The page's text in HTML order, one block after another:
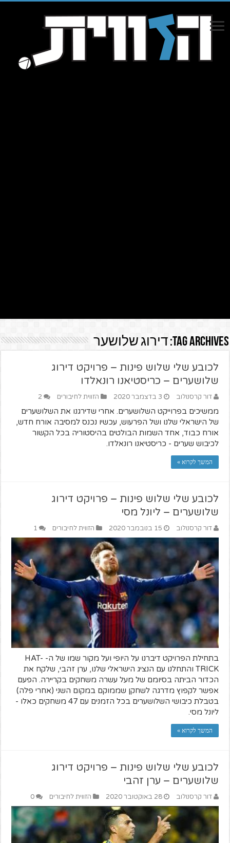
Tag Archives: דירוג שלושער
לכובע שלי שלוש פינות – פרויקט דירוג
שלושערים – כריסטיאנו רונאלדו
דור קרסנולוב 3 בדצמבר 2020 הזווית לחיבורים 2
ממשיכים בפרוייקט השלושערים. אחרי שדירגנו את השלושערים
של הישראלי שלנו ושל הפרעוש, עכשיו נכנס למסיבה אורח חדש,
אורח כבוד, אחד השמות הבולטים בהיסטוריה בכל הקשור
לכיבוש שערים - כריסטיאנו רונאלדו.
המשך לקרוא »
לכובע שלי שלוש פינות – פרויקט דירוג
שלושערים – ליונל מסי
דור קרסנולוב 15 בנובמבר 2020 הזווית לחיבורים 1
בתחילת הפרויקט דיברנו על היופי ועל מקור שמו של ה- HAT-
TRICK והתחלנו עם הנציג הישראלי שלנו, ערן זהבי, שלקח את
הכדור הביתה בסיומם של מעל עשרה משחקים בקריירה. הפעם
אפשר לקפוץ מדרגה לשחקן שממוקם במקום השני (אחרי פלה)
בטבלת כיבושי השלושערים בכל הזמנים עם 47 משחקים כאלו -
ליונל מסי.
המשך לקרוא »
לכובע שלי שלוש פינות – פרויקט דירוג
שלושערים – ערן זהבי
דור קרסנולוב 28 באוקטובר 2020 הזווית לחיבורים 0